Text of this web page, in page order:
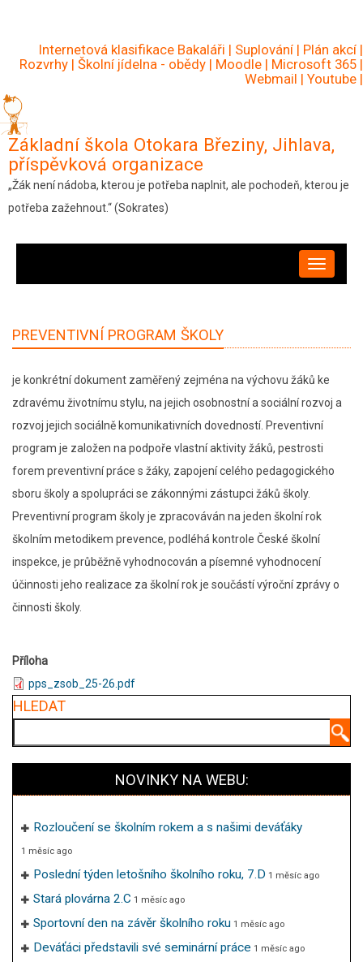
hlavnímuInternetová klasifikace Bakaláři | Suplování | Plán akcí |
Rozvrhy | Školní jídelna - obědy | Moodle | Microsoft 365 |
Webmail | Youtube |
Základní škola Otokara Březiny, Jihlava,
příspěvková organizace
„Žák není nádoba, kterou je potřeba naplnit, ale pochodeň, kterou je
potřeba zažehnout.“ (Sokrates)
PREVENTIVNÍ PROGRAM ŠKOLY
je konkrétní dokument zaměřený zejména na výchovu žáků ke
zdravému životnímu stylu, na jejich osobnostní a sociální rozvoj a
rozvoj jejich sociálně komunikativních dovedností. Preventivní
program je založen na podpoře vlastní aktivity žáků, pestrosti
forem preventivní práce s žáky, zapojení celého pedagogického
sboru školy a spolupráci se zákonnými zástupci žáků školy.
Preventivní program školy je zpracováván na jeden školní rok
školním metodikem prevence, podléhá kontrole České školní
inspekce, je průběžně vyhodnocován a písemné vyhodnocení
účinnosti jeho realizace za školní rok je součástí výroční zprávy o
činnosti školy.
Příloha
pps_zsob_25-26.pdf
HLEDAT
NOVINKY NA WEBU:
Rozloučení se školním rokem a s našimi deváťáky
1 měsíc ago
Poslední týden letošního školního roku, 7.D 1 měsíc ago
Stará plovárna 2.C 1 měsíc ago
Sportovní den na závěr školního roku 1 měsíc ago
Deváťáci představili své seminární práce 1 měsíc ago